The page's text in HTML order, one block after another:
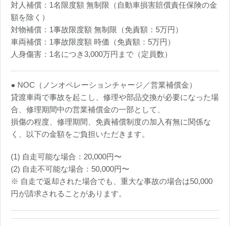
対人補償：1名限度額 無制限（自動車損害賠償責任保険の金
額を除く）
対物補償：1事故限度額 無制限（免責額：5万円）
車両補償：1事故限度額 時価（免責額：5万円）
人身傷害：1名につき3,000万円まで（定員数）
● NOC（ノンオペレーションチャージ／営業補償金）
貸渡車両で事故を起こし、修理や部品交換が必要になった場
合、修理期間中の営業補償金の一部として、
損傷の程度、修理期間、免責補償制度の加入有無に関係な
く、以下の金額をご負担いただきます。
(1) 自走可能な場合：20,000円〜
(2) 自走不可能な場合：50,000円〜
※ 自走で返却された場合でも、重大な事故の場合は50,000
円が請求されることがあります。